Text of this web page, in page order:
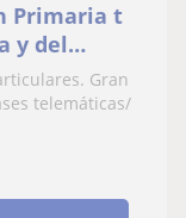
Primaria t
y del
Gran
telemáticas/